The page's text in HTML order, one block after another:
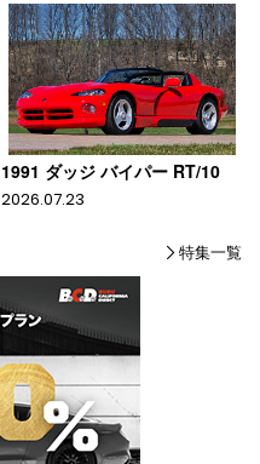
1991 ダッジ バイパー RT/10
2026.07.23
特集一覧